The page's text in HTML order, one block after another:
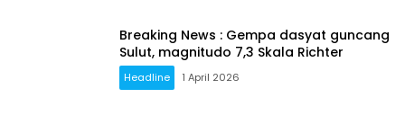
Breaking News : Gempa dasyat guncang
Sulut, magnitudo 7,3 Skala Richter
Headline 1 April 2026